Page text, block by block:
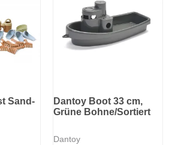
Sand-
Dantoy Boot 33 cm,
Grüne Bohne/Sortiert
Dantoy